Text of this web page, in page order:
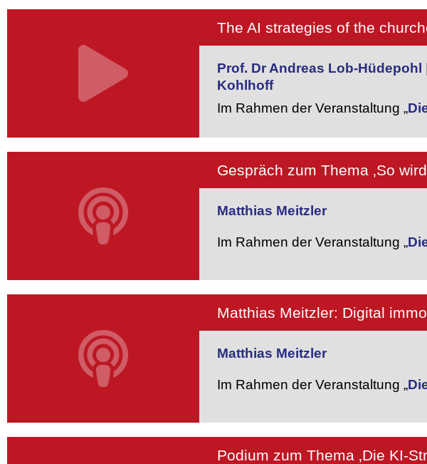
The AI strategies of the
Prof. Dr Andreas Lob-Hüdepohl
Kohlhoff
Im Rahmen der Veranstaltung „
Gespräch zum Thema ‚So
Matthias Meitzler
Im Rahmen der Veranstaltung „
Matthias Meitzler: Digital
Matthias Meitzler
Im Rahmen der Veranstaltung „
Podium zum Thema ‚Die KI-